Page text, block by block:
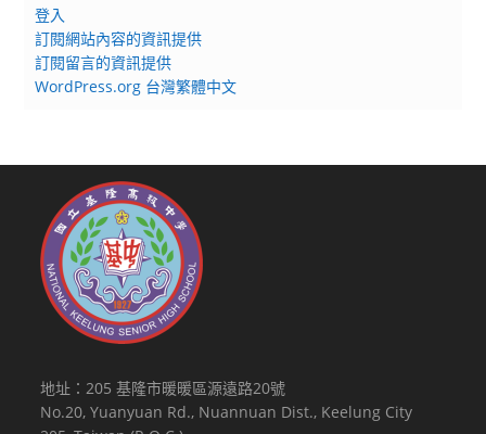
登入
訂閱網站內容的資訊提供
訂閱留言的資訊提供
WordPress.org 台灣繁體中文
地址：205 基隆市暖暖區源遠路20號
No.20, Yuanyuan Rd., Nuannuan Dist., Keelung City